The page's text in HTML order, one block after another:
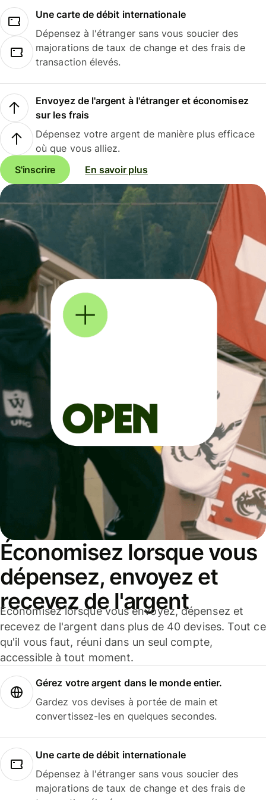
Une carte de débit internationale
Dépensez à l'étranger sans vous soucier des
majorations de taux de change et des frais de
transaction élevés.
Envoyez de l'argent à l'étranger et économisez
sur les frais
Dépensez votre argent de manière plus efficace
où que vous alliez.
S'inscrire
En savoir plus
Économisez lorsque vous
dépensez, envoyez et
recevez de l'argent
Économisez lorsque vous envoyez, dépensez et
recevez de l'argent dans plus de 40 devises. Tout ce
qu'il vous faut, réuni dans un seul compte,
accessible à tout moment.
Gérez votre argent dans le monde entier.
Gardez vos devises à portée de main et
convertissez-les en quelques secondes.
Une carte de débit internationale
Dépensez à l'étranger sans vous soucier des
majorations de taux de change et des frais de